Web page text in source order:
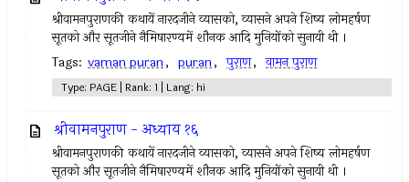
श्रीवामनपुराणकी कथायें नारदजीने व्यासको, व्यासने अपने शिष्य लोमहर्षण
सूतको और सूतजीने नैमिषारण्यमें शौनक आदि मुनियोंको सुनायी थी ।
Tags: vaman puran, puran, पुराण, वामन पुराण
Type: PAGE | Rank: 1 | Lang: hi
श्रीवामनपुराण - अध्याय १६
श्रीवामनपुराणकी कथायें नारदजीने व्यासको, व्यासने अपने शिष्य लोमहर्षण
सूतको और सूतजीने नैमिषारण्यमें शौनक आदि मुनियोंको सुनायी थी ।